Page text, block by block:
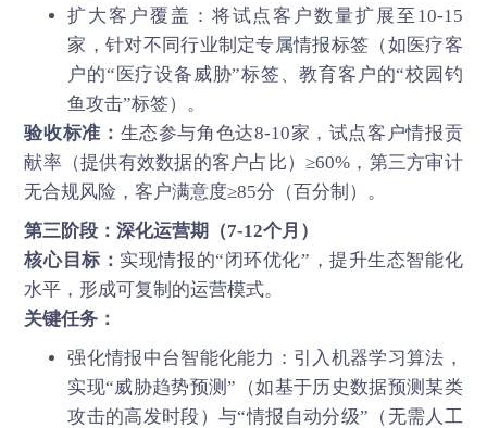
扩大客户覆盖：将试点客户数量扩展至10-15
家，针对不同行业制定专属情报标签（如医疗客
户的“医疗设备威胁”标签、教育客户的“校园钓
鱼攻击”标签）。
验收标准： 生态参与角色达8-10家，试点客户情报贡
献率（提供有效数据的客户占比）≥60%，第三方审计
无合规风险，客户满意度≥85分（百分制）。
第三阶段：深化运营期（7-12个月）
核心目标： 实现情报的“闭环优化”，提升生态智能化
水平，形成可复制的运营模式。
关键任务：
强化情报中台智能化能力：引入机器学习算法，
实现“威胁趋势预测”（如基于历史数据预测某类
攻击的高发时段）与“情报自动分级”（无需人工